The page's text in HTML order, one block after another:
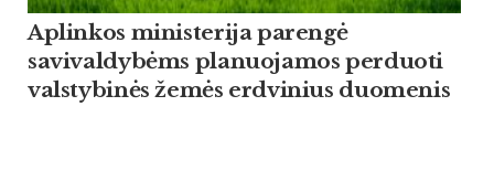
Aplinkos ministerija parengė
savivaldybėms planuojamos perduoti
valstybinės žemės erdvinius duomenis